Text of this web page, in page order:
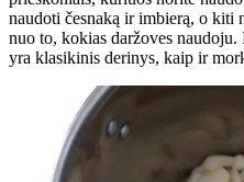
naudoti česnaką ir imbierą, o kiti
nuo to, kokias daržoves
yra klasikinis derinys, kaip ir